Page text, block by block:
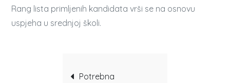
Rang lista primljenih kandidata vrši se na osnovu
uspjeha u srednjoj školi.
Post
Potrebna